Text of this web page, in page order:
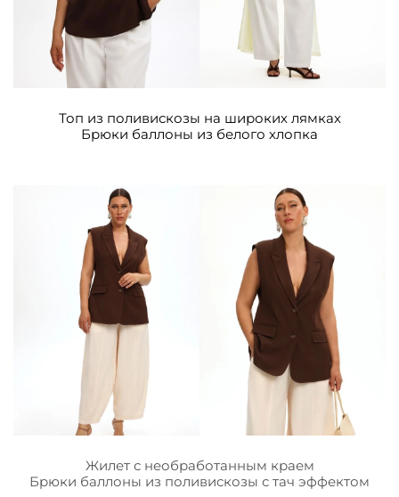
Топ из поливискозы на широких лямках
Брюки баллоны из белого хлопка
Жилет с необработанным краем
Брюки баллоны из поливискозы с тач эффектом